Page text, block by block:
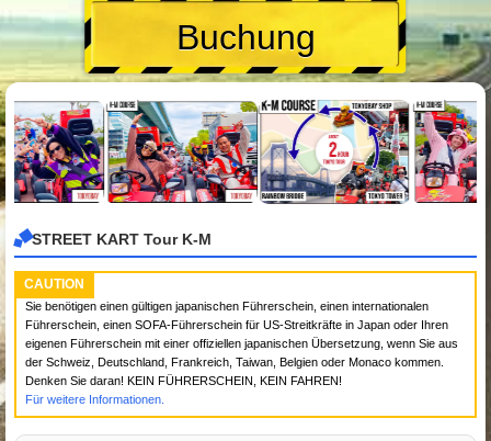
Buchung
STREET KART Tour K-M
CAUTION
Sie benötigen einen gültigen japanischen Führerschein, einen internationalen
Führerschein, einen SOFA-Führerschein für US-Streitkräfte in Japan oder Ihren
eigenen Führerschein mit einer offiziellen japanischen Übersetzung, wenn Sie aus
der Schweiz, Deutschland, Frankreich, Taiwan, Belgien oder Monaco kommen.
Denken Sie daran! KEIN FÜHRERSCHEIN, KEIN FAHREN!
Für weitere Informationen.